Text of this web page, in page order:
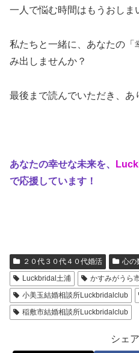
一人で悩む時間はもうおしま
私たちと一緒に、あなたの
み出しませんか？
最後まで読んでいただき、あ
あなたの幸せな未来を、
で応援しています！
２０代３０代４０代婚活 心の
Luckbridal土浦
かすみがうら
小美玉結婚相談所Luckbridalclub
稲敷市結婚相談所Luckbridalclub
シェ